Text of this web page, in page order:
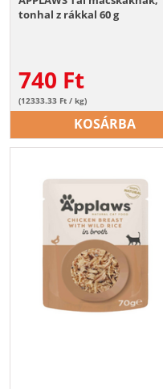
tonhal z rákkal 60 g
740 Ft
(12333.33 Ft / kg)
KOSÁRBA